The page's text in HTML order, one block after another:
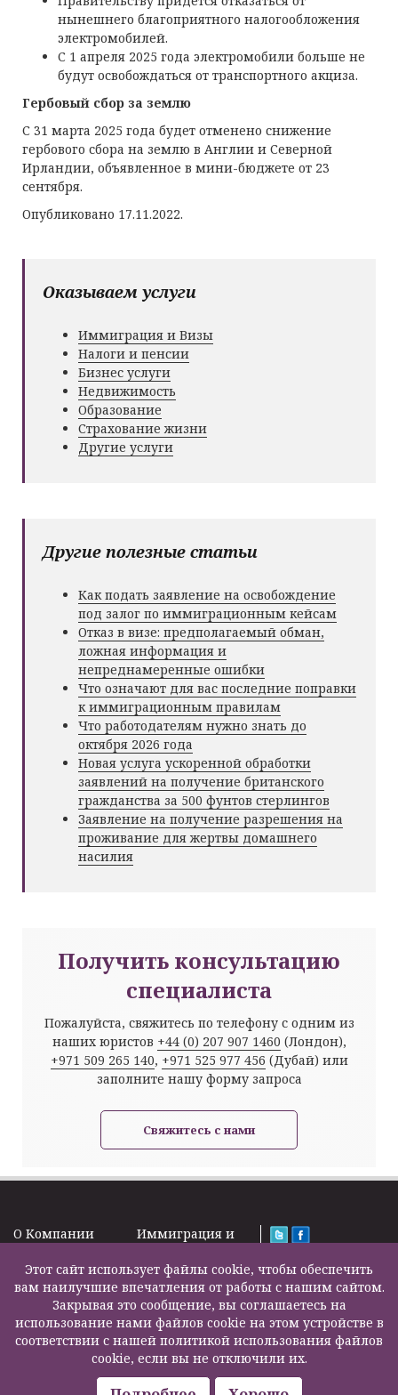
нынешнего благоприятного налогообложения
электромобилей.
С 1 апреля 2025 года электромобили больше не
будут освобождаться от транспортного акциза.
Гербовый сбор за землю
С 31 марта 2025 года будет отменено снижение
гербового сбора на землю в Англии и Северной
Ирландии, объявленное в мини-бюджете от 23
сентября.
Опубликовано 17.11.2022.
Оказываем услуги
Иммиграция и Визы
Налоги и пенсии
Бизнес услуги
Недвижимость
Образование
Страхование жизни
Другие услуги
Другие полезные статьи
Как подать заявление на освобождение
под залог по иммиграционным кейсам
Отказ в визе: предполагаемый обман,
ложная информация и
непреднамеренные ошибки
Что означают для вас последние поправки
к иммиграционным правилам
Что работодателям нужно знать до
октября 2026 года
Новая услуга ускоренной обработки
заявлений на получение британского
гражданства за 500 фунтов стерлингов
Заявление на получение разрешения на
проживание для жертвы домашнего
насилия
Получить консультацию
специалиста
Пожалуйста, свяжитесь по телефону с одним из
наших юристов +44 (0) 207 907 1460 (Лондон),
+971 509 265 140, +971 525 977 456 (Дубай) или
заполните нашу форму запроса
Свяжитесь с нами
O Kомпании
Подписка на
новости
Задать вопрос
Карта сайта
Контакты
Иммиграция и
Налоги и пенсии
Бизнес услуги
Недвижимость
Образование
Страхование
жизни
Другие услуги
2000 – 2026©
F200500002
Этот сайт использует файлы cookie, чтобы обеспечить
вам наилучшие впечатления от работы с нашим сайтом.
Закрывая это сообщение, вы соглашаетесь на
использование нами файлов cookie на этом устройстве в
соответствии с нашей политикой использования файлов
cookie, если вы не отключили их.